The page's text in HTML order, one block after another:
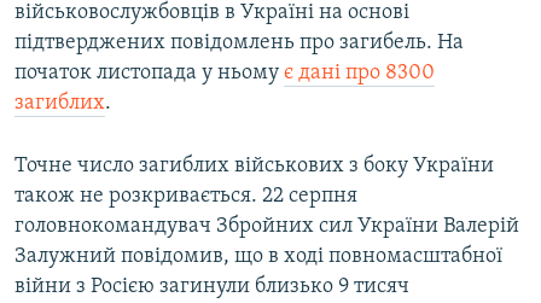
військовослужбовців в Україні на основі
підтверджених повідомлень про загибель. На
початок листопада у ньому є дані про 8300
загиблих.
Точне число загиблих військових з боку України
також не розкривається. 22 серпня
головнокомандувач Збройних сил України Валерій
Залужний повідомив, що в ході повномасштабної
війни з Росією загинули близько 9 тисяч